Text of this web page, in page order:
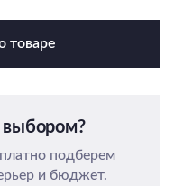
товаре
подберем
и бюджет.